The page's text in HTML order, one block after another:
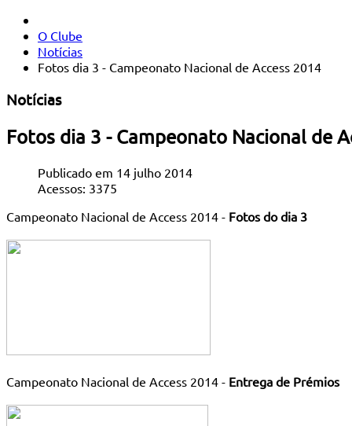
O Clube
Notícias
Fotos dia 3 - Campeonato Nacional de Access 2014
Notícias
Fotos dia 3 - Campeonato Nacional de
Publicado em 14 julho 2014
Acessos: 3375
Campeonato Nacional de Access 2014 - Fotos do dia 3
Campeonato Nacional de Access 2014 - Entrega de Prémios